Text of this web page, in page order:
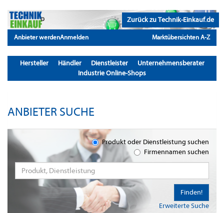
Zurück zu Technik-Einkauf.de
Anbieter werdenAnmelden Marktübersichten A-Z
Hersteller Händler Dienstleister
Unternehmensberater
Industrie Online-Shops
ANBIETER SUCHE
Produkt oder Dienstleistung suchen
Firmennamen suchen
Erweiterte Suche
Finden!